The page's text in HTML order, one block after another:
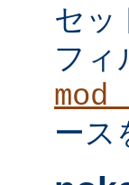
セッ
フィ
ース